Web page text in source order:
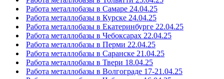
Работа металлобазы в Самаре 24.04.25
Работа металлобазы в Курске 24.04.25
Работа металлобазы в Екатеринбурге 22.04.25
Работа металлобазы в Чебоксарах 22.04.25
Работа металлобазы в Перми 22.04.25
Работа металлобазы в Саранске 21.04.25
Работа металлобазы в Твери 18.04.25
Работа металлобазы в Волгограде 17-21.04.25